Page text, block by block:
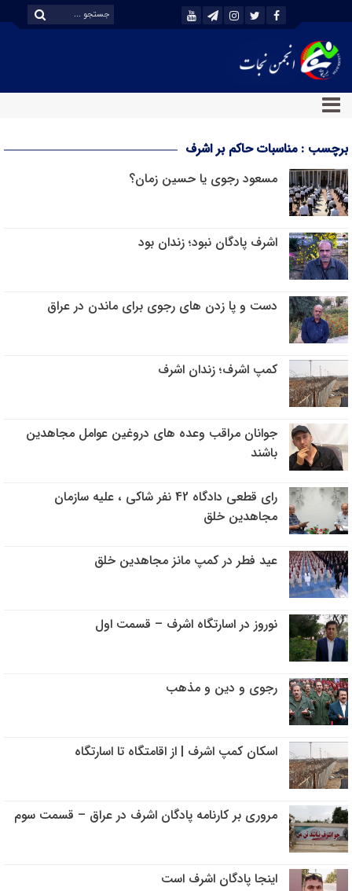
برچسب : مناسبات حاکم بر اشرف
مسعود رجوی یا حسین زمان؟
اشرف پادگان نبود؛ زندان بود
دست و پا زدن های رجوی برای ماندن در عراق
کمپ اشرف؛ زندان اشرف
جوانان مراقب وعده های دروغین عوامل مجاهدین
باشند
رای قطعی دادگاه 42 نفر شاکی ، علیه سازمان
مجاهدین خلق
عید فطر در کمپ مانز مجاهدین خلق
نوروز در اسارتگاه اشرف – قسمت اول
رجوی و دین و مذهب
اسکان کمپ اشرف | از اقامتگاه تا اسارتگاه
مروری بر کارنامه پادگان اشرف در عراق – قسمت سوم
اینجا پادگان اشرف است